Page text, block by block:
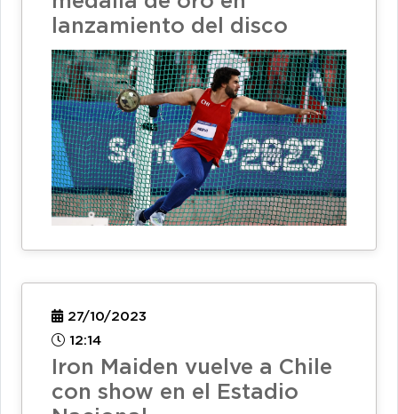
lanzamiento del disco
27/10/2023
12:14
Iron Maiden vuelve a Chile
con show en el Estadio